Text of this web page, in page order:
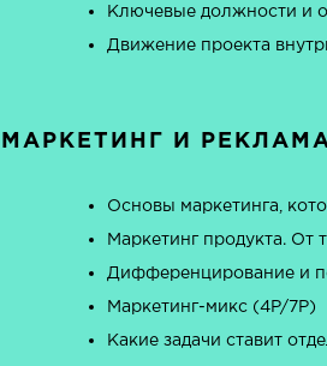
Ключевые должности и
Движение проекта
МАРКЕТИНГ И
Основы маркетинга,
Маркетинг продукта. От
Дифференцирование и
Маркетинг-микс (4P/7P)
Какие задачи ставит